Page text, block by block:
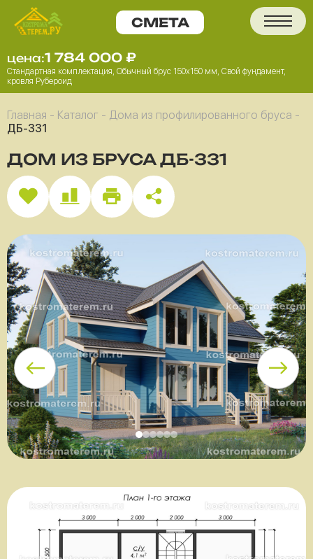
Главная - Каталог - Дома из профилированного бруса -
ДБ-331
ДОМ ИЗ БРУСА ДБ-331
цена:1 784 000 ₽
Стандартная комплектация, Обычный брус 150x150 мм, Свой фундамент,
кровля Рубероид